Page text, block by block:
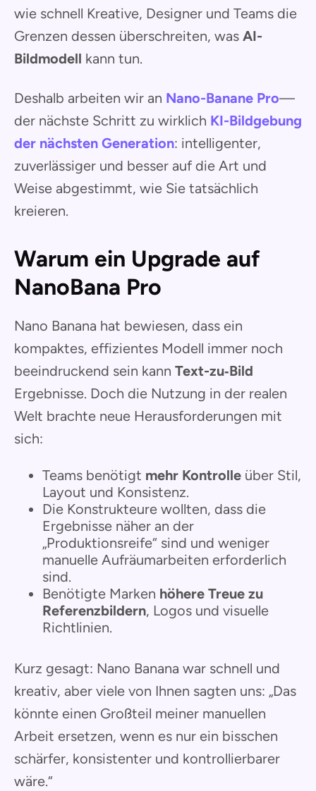
wie schnell Kreative, Designer und Teams die
Grenzen dessen überschreiten, was AI-
Bildmodell kann tun.
Deshalb arbeiten wir an Nano-Banane Pro—
der nächste Schritt zu wirklich KI-Bildgebung
der nächsten Generation: intelligenter,
zuverlässiger und besser auf die Art und
Weise abgestimmt, wie Sie tatsächlich
kreieren.
Warum ein Upgrade auf
NanoBana Pro
Nano Banana hat bewiesen, dass ein
kompaktes, effizientes Modell immer noch
beeindruckend sein kann Text-zu‑Bild
Ergebnisse. Doch die Nutzung in der realen
Welt brachte neue Herausforderungen mit
sich:
Teams benötigt mehr Kontrolle über Stil,
Layout und Konsistenz.
Die Konstrukteure wollten, dass die
Ergebnisse näher an der
„Produktionsreife“ sind und weniger
manuelle Aufräumarbeiten erforderlich
sind.
Benötigte Marken höhere Treue zu
Referenzbildern, Logos und visuelle
Richtlinien.
Kurz gesagt: Nano Banana war schnell und
kreativ, aber viele von Ihnen sagten uns: „Das
könnte einen Großteil meiner manuellen
Arbeit ersetzen, wenn es nur ein bisschen
schärfer, konsistenter und kontrollierbarer
wäre.“